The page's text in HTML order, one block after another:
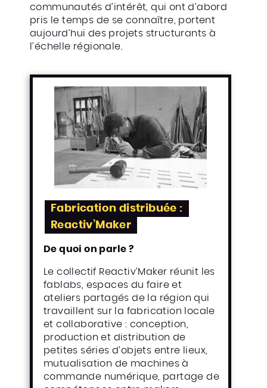
communautés d’intérêt, qui ont d’abord
pris le temps de se connaître, portent
aujourd’hui des projets structurants à
l’échelle régionale.
Fabrication distribuée :
Reactiv’Maker
De quoi on parle ?
Le collectif Reactiv’Maker réunit les
fablabs, espaces du faire et
ateliers partagés de la région qui
travaillent sur la fabrication locale
et collaborative : conception,
production et distribution de
petites séries d’objets entre lieux,
mutualisation de machines à
commande numérique, partage de